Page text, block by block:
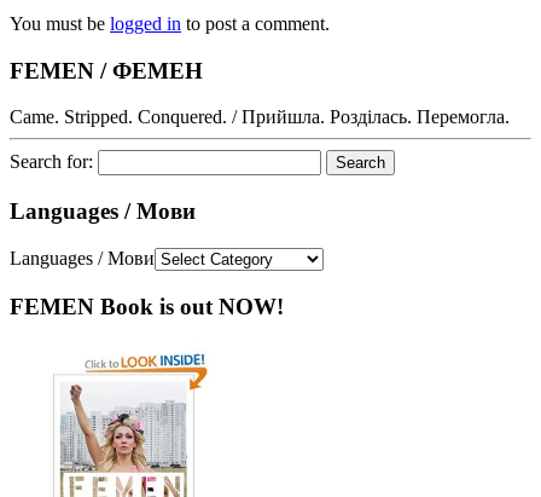
You must be logged in to post a comment.
FEMEN / ФЕМЕН
Came. Stripped. Conquered. / Прийшла. Розділась. Перемогла.
Search for:
Languages / Мови
Languages / Мови
FEMEN Book is out NOW!